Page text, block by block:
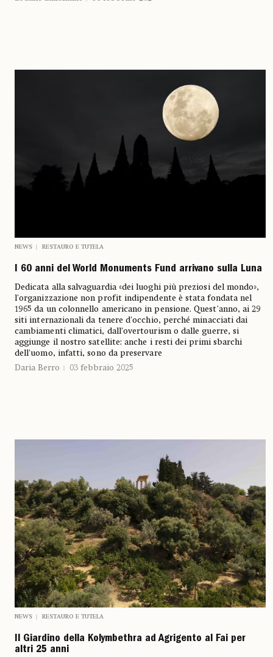
NEWS RESTAURO E TUTELA
I 60 anni del World Monuments Fund arrivano sulla Luna
Dedicata alla salvaguardia «dei luoghi più preziosi del mondo»,
l'organizzazione non profit indipendente è stata fondata nel
1965 da un colonnello americano in pensione. Quest'anno, ai 29
siti internazionali da tenere d'occhio, perché minacciati dai
cambiamenti climatici, dall’overtourism o dalle guerre, si
aggiunge il nostro satellite: anche i resti dei primi sbarchi
dell'uomo, infatti, sono da preservare
Daria Berro
03 febbraio 2025
NEWS RESTAURO E TUTELA
Il Giardino della Kolymbethra ad Agrigento al Fai per
altri 25 anni